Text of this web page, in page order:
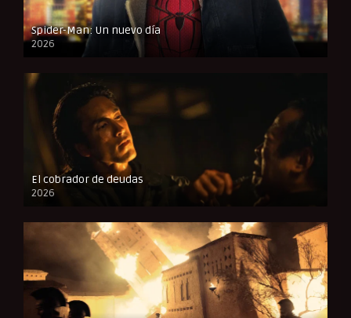
Spider-Man: Un nuevo día
2026
CAM
El cobrador de deudas
2026
FULL HD